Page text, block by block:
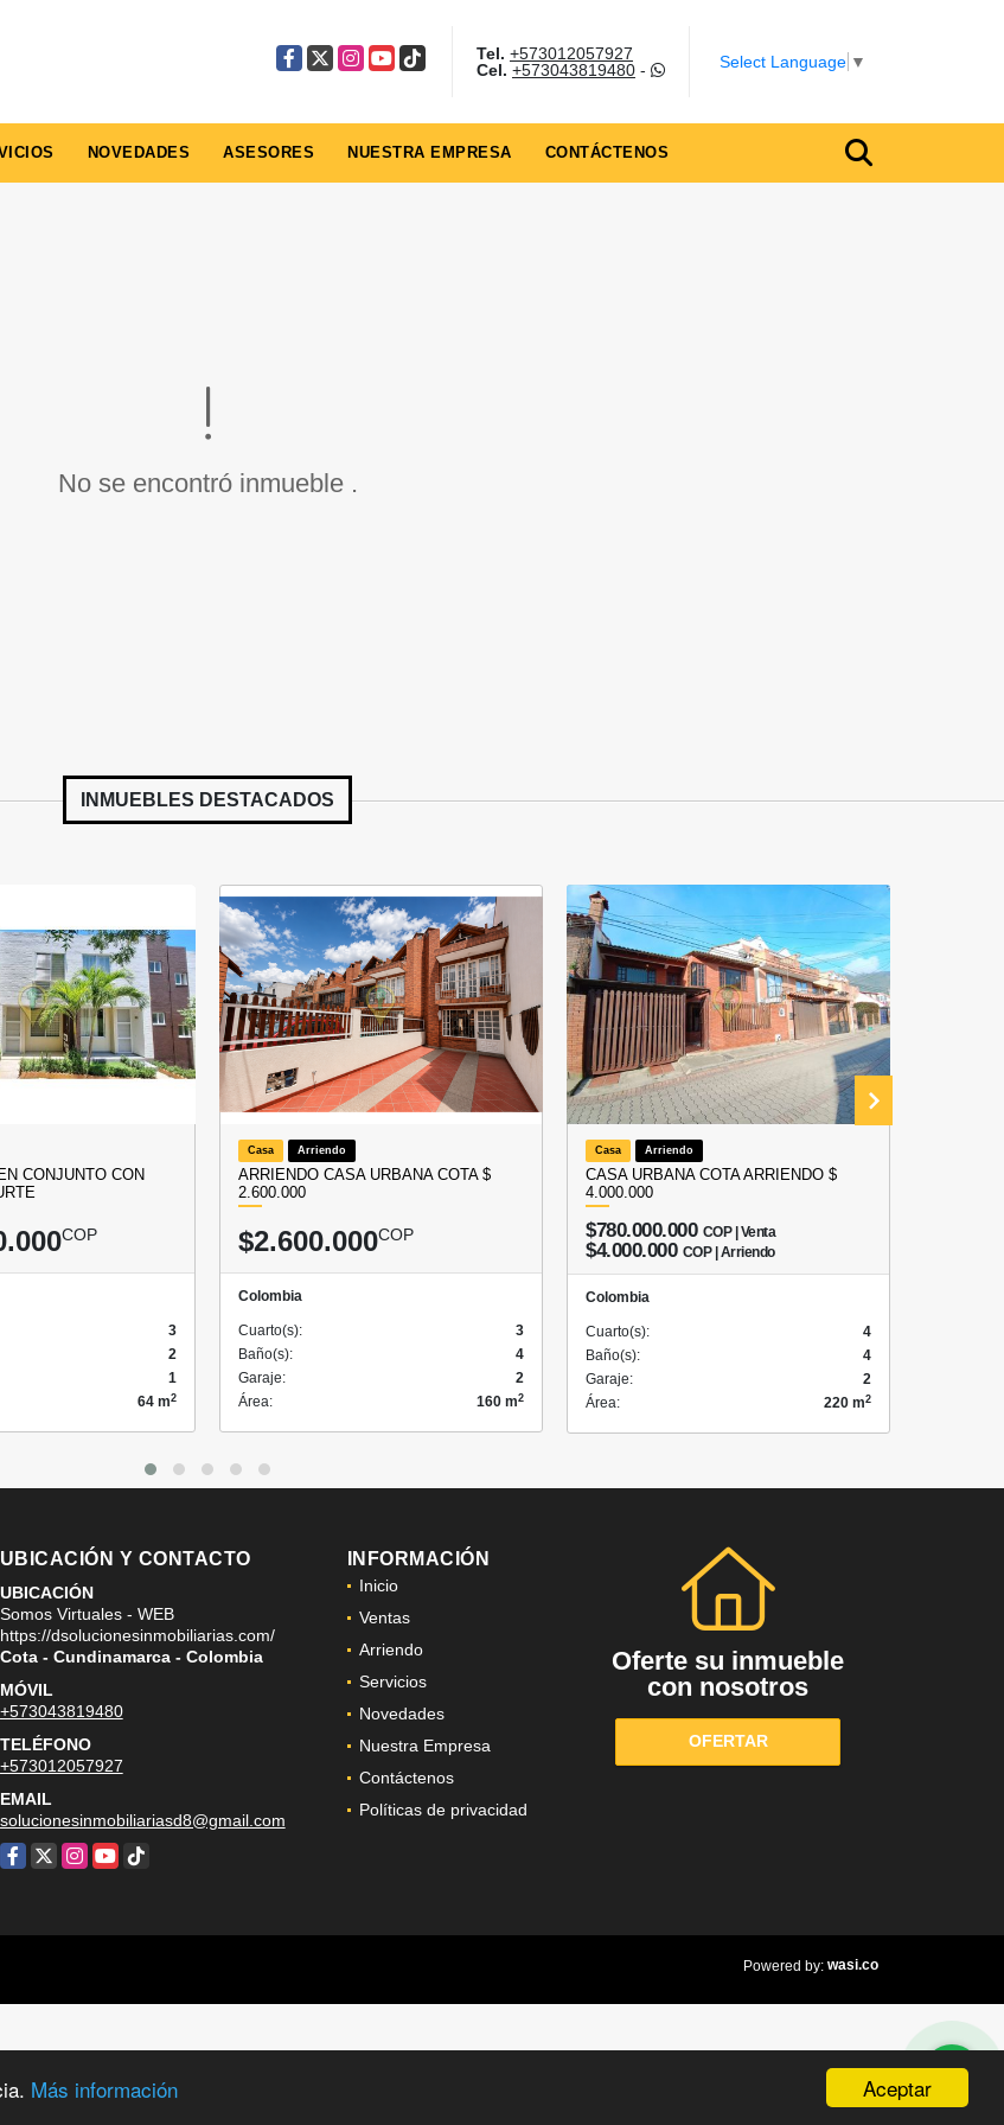
Aceptar
Más información
Facebook
X Instagram
YouTube
TikTok Tel. +573012057927
Cel. +573043819480- Select Language ▼
NOVEDADES ASESORES NUESTRA EMPRESA CONTÁCTENOS
No se encontró inmueble .
INMUEBLES DESTACADOS
CONJUNTO CON
COP
3
2
1
64 m2
Casa Arriendo
ARRIENDO CASA URBANA COTA $
2.600.000
$2.600.000COP
Colombia
Cuarto(s):
3
Baño(s):
4
Garaje:
2
Área:
160 m2
Casa Arriendo
CASA URBANA COTA ARRIENDO $
4.000.000
$780.000.000 COP | Venta
$4.000.000 COP | Arriendo
Colombia
Cuarto(s):
4
Baño(s):
4
Garaje:
2
Área:
220 m2
UBICACIÓN Y CONTACTO
UBICACIÓN
Somos Virtuales - WEB
https://dsolucionesinmobiliarias.com/
Cota - Cundinamarca - Colombia
MÓVIL
+573043819480
TELÉFONO
+573012057927
EMAIL
solucionesinmobiliariasd8@gmail.com
Facebook
X Instagram
YouTube
TikTok
INFORMACIÓN
Inicio
Ventas
Arriendo
Servicios
Novedades
Nuestra Empresa
Contáctenos
Políticas de privacidad
Oferte su inmueble
con nosotros
OFERTAR
Powered by: wasi.co